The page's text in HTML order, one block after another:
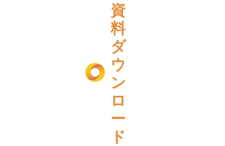
資
料
ダ
ウ
ン
ロ
ー
ド